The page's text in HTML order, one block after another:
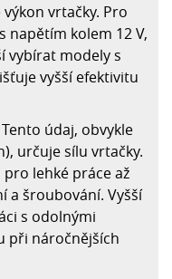
vrtačky. Pro
napětím kolem 12 V,
vybírat modely s
vyšší efektivitu
Tento údaj, obvykle
určuje sílu vrtačky.
lehké práce až
a šroubování. Vyšší
s odolnými
při náročnějších